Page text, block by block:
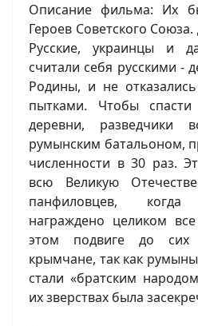
Описание фильма: Их
Героев Советского
Русские, украинцы и
считали себя русскими -
Родины, и не
пытками. Чтобы
деревни,
румынским батальоном,
численности в 30 раз.
всю Великую
панфиловцев,
награждено целиком
этом подвиге до
крымчане, так как
стали «братским
их зверствах была